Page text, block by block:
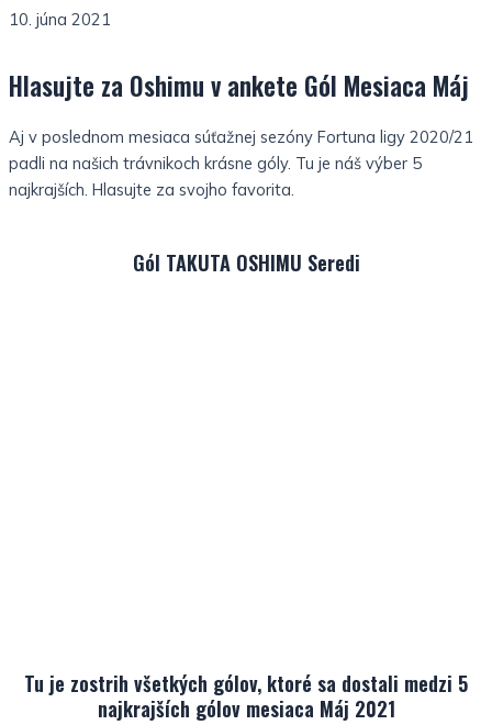
10. júna 2021
Hlasujte za Oshimu v ankete Gól Mesiaca Máj
Aj v poslednom mesiaca súťažnej sezóny Fortuna ligy 2020/21
padli na našich trávnikoch krásne góly. Tu je náš výber 5
najkrajších. Hlasujte za svojho favorita.
Gól TAKUTA OSHIMU Seredi
Tu je zostrih všetkých gólov, ktoré sa dostali medzi 5
najkrajších gólov mesiaca Máj 2021